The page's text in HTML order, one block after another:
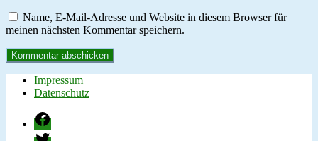
Name, E-Mail-Adresse und Website in diesem Browser für
meinen nächsten Kommentar speichern.
Impressum
Datenschutz
Facebook
Twitter